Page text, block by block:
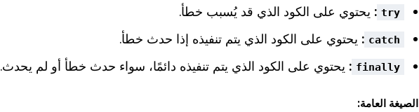
try
: يحتوي على الكود الذي قد يُسبب خطأ.
catch
: يحتوي على الكود الذي يتم تنفيذه إذا حدث خطأ.
finally
: يحتوي على الكود الذي يتم تنفيذه دائمًا، سواء حدث خطأ أو لم يحدث.
الصيغة العامة: